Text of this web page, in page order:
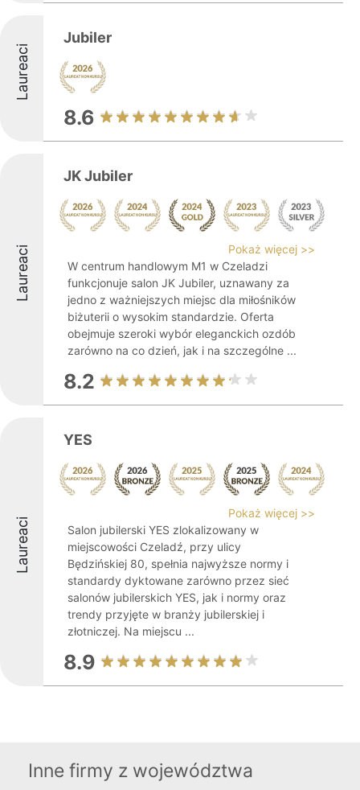
Laureaci
Jubiler
8.6
Laureaci
JK Jubiler
Pokaż więcej >>
W centrum handlowym M1 w Czeladzi
funkcjonuje salon JK Jubiler, uznawany za
jedno z ważniejszych miejsc dla miłośników
biżuterii o wysokim standardzie. Oferta
obejmuje szeroki wybór eleganckich ozdób
zarówno na co dzień, jak i na szczególne ...
8.2
Laureaci
YES
Pokaż więcej >>
Salon jubilerski YES zlokalizowany w
miejscowości Czeladź, przy ulicy
Będzińskiej 80, spełnia najwyższe normy i
standardy dyktowane zarówno przez sieć
salonów jubilerskich YES, jak i normy oraz
trendy przyjęte w branży jubilerskiej i
złotniczej. Na miejscu ...
8.9
Inne firmy z województwa